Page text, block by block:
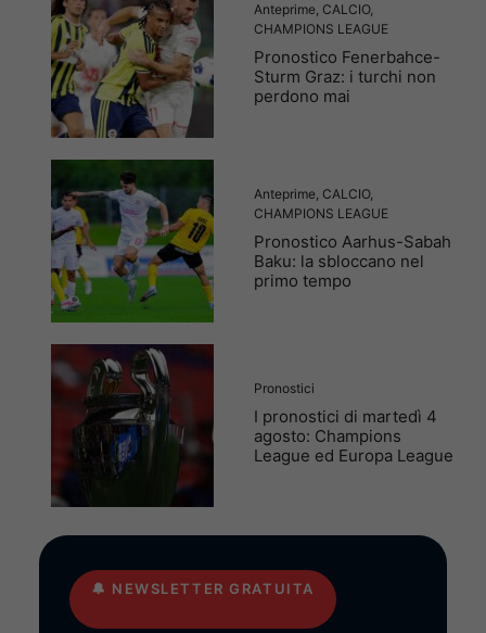
Anteprime, CALCIO,
CHAMPIONS LEAGUE
Pronostico Fenerbahce-
Sturm Graz: i turchi non
perdono mai
Anteprime, CALCIO,
CHAMPIONS LEAGUE
Pronostico Aarhus-Sabah
Baku: la sbloccano nel
primo tempo
Pronostici
I pronostici di martedì 4
agosto: Champions
League ed Europa League
🔔 NEWSLETTER GRATUITA